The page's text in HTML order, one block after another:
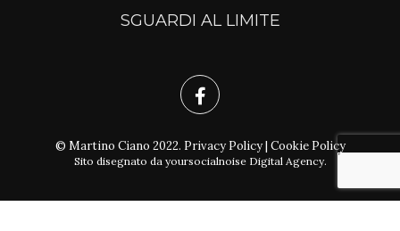
SGUARDI AL LIMITE
© Martino Ciano 2022. Privacy Policy| Cookie Policy
Sito disegnato da yoursocialnoise Digital Agency.